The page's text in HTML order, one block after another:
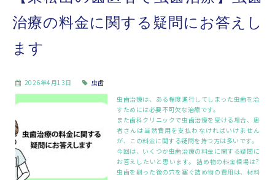
治療の料金に関する疑問にお答えし
ます
2026年4月13日
虫歯
虫歯治療は、ある程度進行してしまった虫歯を治
すためには必要不可欠な治療です。
また歯科クリニックで虫歯治療を受ける場合、患
者さんは当然費用を支払わなければいけません
が、この料金に関する疑問を持つ方は多いです。
今回は、いくつか虫歯治療の料金に関する疑問に
お答えしたいと思います。 詰め物の料金相場は?
虫歯を削った後の穴を塞ぐ詰め物の費用は、材料